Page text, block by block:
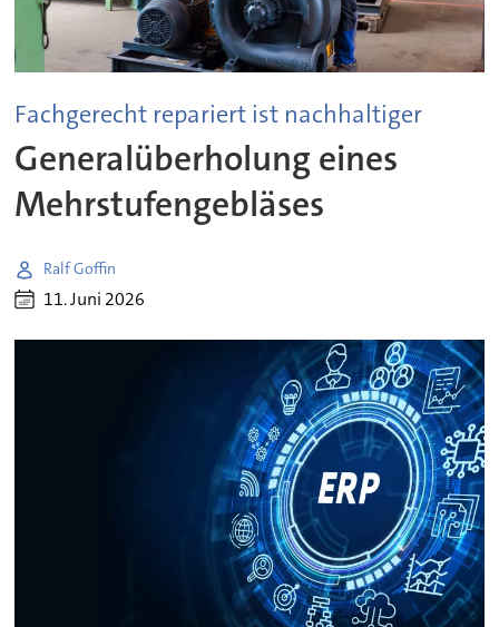
Fachgerecht repariert ist nachhaltiger
Generalüberholung eines
Mehrstufengebläses
Ralf Goffin
11. Juni 2026